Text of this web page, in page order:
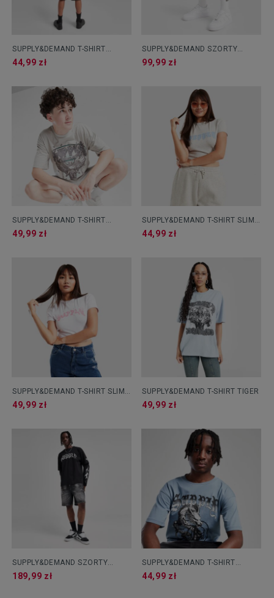
SUPPLY&DEMAND T-SHIRT
CATCHER B
44,99 zł
SUPPLY&DEMAND SZORTY
DENIM SUIYO B
99,99 zł
SUPPLY&DEMAND T-SHIRT
PRAISE B
49,99 zł
SUPPLY&DEMAND T-SHIRT SLIM
MORDEN
44,99 zł
SUPPLY&DEMAND T-SHIRT SLIM
SUTTON
49,99 zł
SUPPLY&DEMAND T-SHIRT TIGER
49,99 zł
SUPPLY&DEMAND SZORTY
ARMAS
189,99 zł
SUPPLY&DEMAND T-SHIRT
DRAGON
44,99 zł